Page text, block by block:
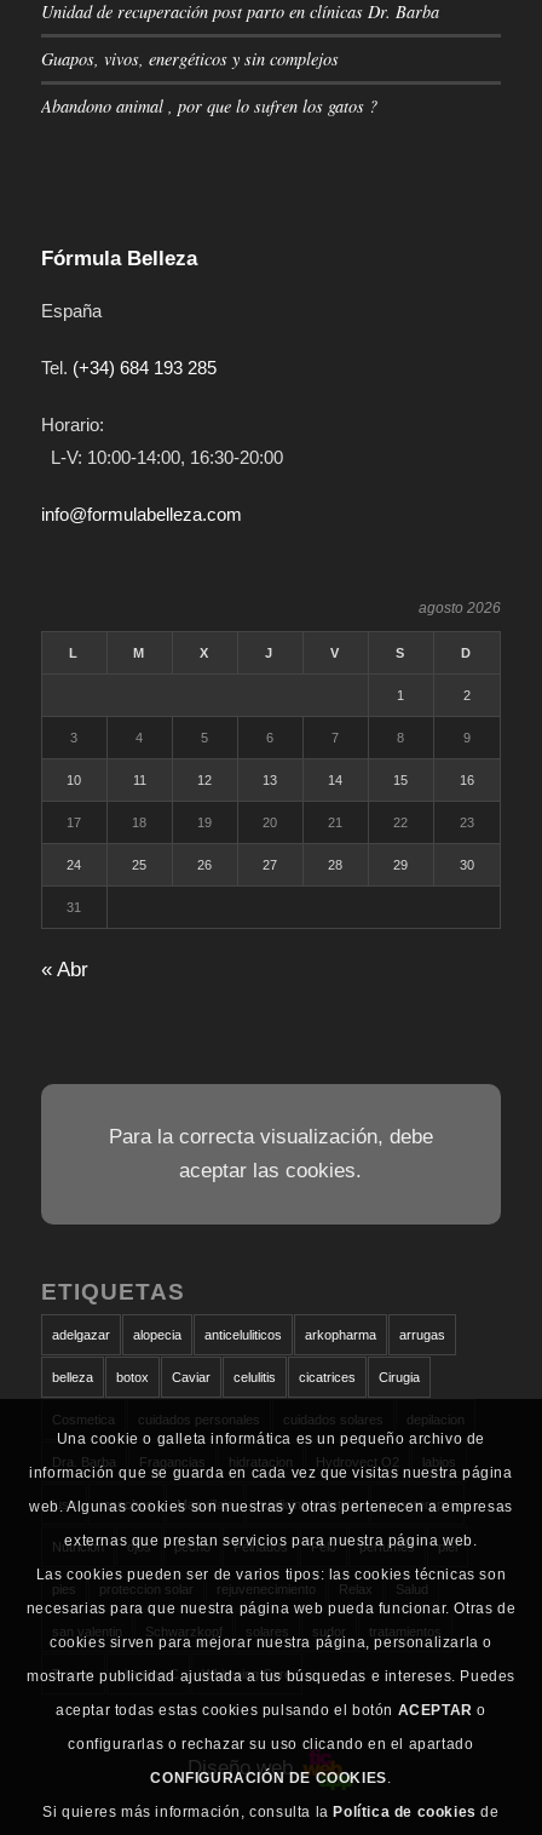
Unidad de recuperación post parto en clínicas Dr. Barba
Guapos, vivos, energéticos y sin complejos
Abandono animal , por que lo sufren los gatos ?
Fórmula Belleza
España
Tel. (+34) 684 193 285
Horario:
L-V: 10:00-14:00, 16:30-20:00
info@formulabelleza.com
agosto 2026
L M X J V S D
1 2
3 4 5 6 7 8 9
10 11 12 13 14 15 16
17 18 19 20 21 22 23
24 25 26 27 28 29 30
31
« Abr
Para la correcta visualización, debe
aceptar las cookies.
ETIQUETAS
adelgazar alopecia anticeluliticos arkopharma arrugas
belleza botox Caviar celulitis cicatrices Cirugia
Cosmetica cuidados personales cuidados solares depilacion
Dra. Barba Fragancias hidratacion Hydrovect O2 labios
lush manchas Maquillaje medicina estetica mesoterapia
Nutricion ojos pecho Peinados Pelo perfumes piel
pies proteccion solar rejuvenecimiento Relax Salud
san valentin Schwarzkopf solares sudor tratamientos
Trucos vitamina C Whitening Care
Diseño web
Una cookie o galleta informática es un pequeño archivo de
información que se guarda en cada vez que visitas nuestra página
web. Algunas cookies son nuestras y otras pertenecen a empresas
externas que prestan servicios para nuestra página web.
Las cookies pueden ser de varios tipos: las cookies técnicas son
necesarias para que nuestra página web pueda funcionar. Otras de
cookies sirven para mejorar nuestra página, personalizarla o
mostrarte publicidad ajustada a tus búsquedas e intereses. Puedes
aceptar todas estas cookies pulsando el botón ACEPTAR o
configurarlas o rechazar su uso clicando en el apartado
CONFIGURACIÓN DE COOKIES.
Si quieres más información, consulta la Política de cookies de